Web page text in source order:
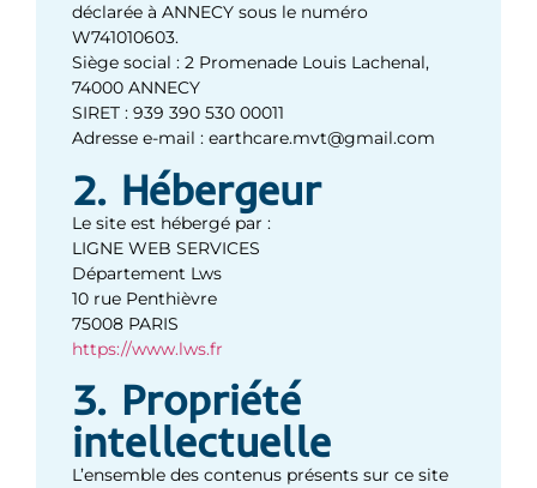
déclarée à ANNECY sous le numéro
W741010603.
Siège social : 2 Promenade Louis Lachenal,
74000 ANNECY
SIRET : 939 390 530 00011
Adresse e-mail : earthcare.mvt@gmail.com
2. Hébergeur
Le site est hébergé par :
LIGNE WEB SERVICES
Département Lws
10 rue Penthièvre
75008 PARIS
https://www.lws.fr
3. Propriété
intellectuelle
L’ensemble des contenus présents sur ce site